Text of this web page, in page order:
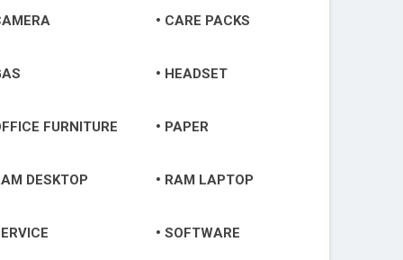
CARE PACKS
HEADSET
FURNITURE PAPER
DESKTOP RAM LAPTOP
SOFTWARE